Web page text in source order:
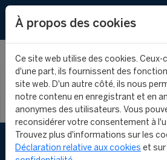
À propos des cookies
Ce site web utilise des cookies.
d'une part, ils fournissent des
site web. D'un autre côté, ils nous
notre contenu en enregistrant et en
anonymes des utilisateurs. Vous
reconsidérer votre consentement à
Trouvez plus d'informations sur les
Déclaration relative aux cookies et